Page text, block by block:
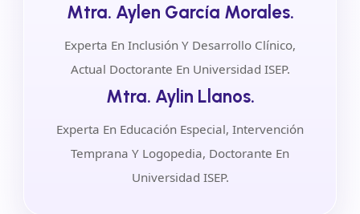
Mtra. Aylen García Morales.
Experta En Inclusión Y Desarrollo Clínico,
Actual Doctorante En Universidad ISEP.
Mtra. Aylin Llanos.
Experta En Educación Especial, Intervención
Temprana Y Logopedia, Doctorante En
Universidad ISEP.